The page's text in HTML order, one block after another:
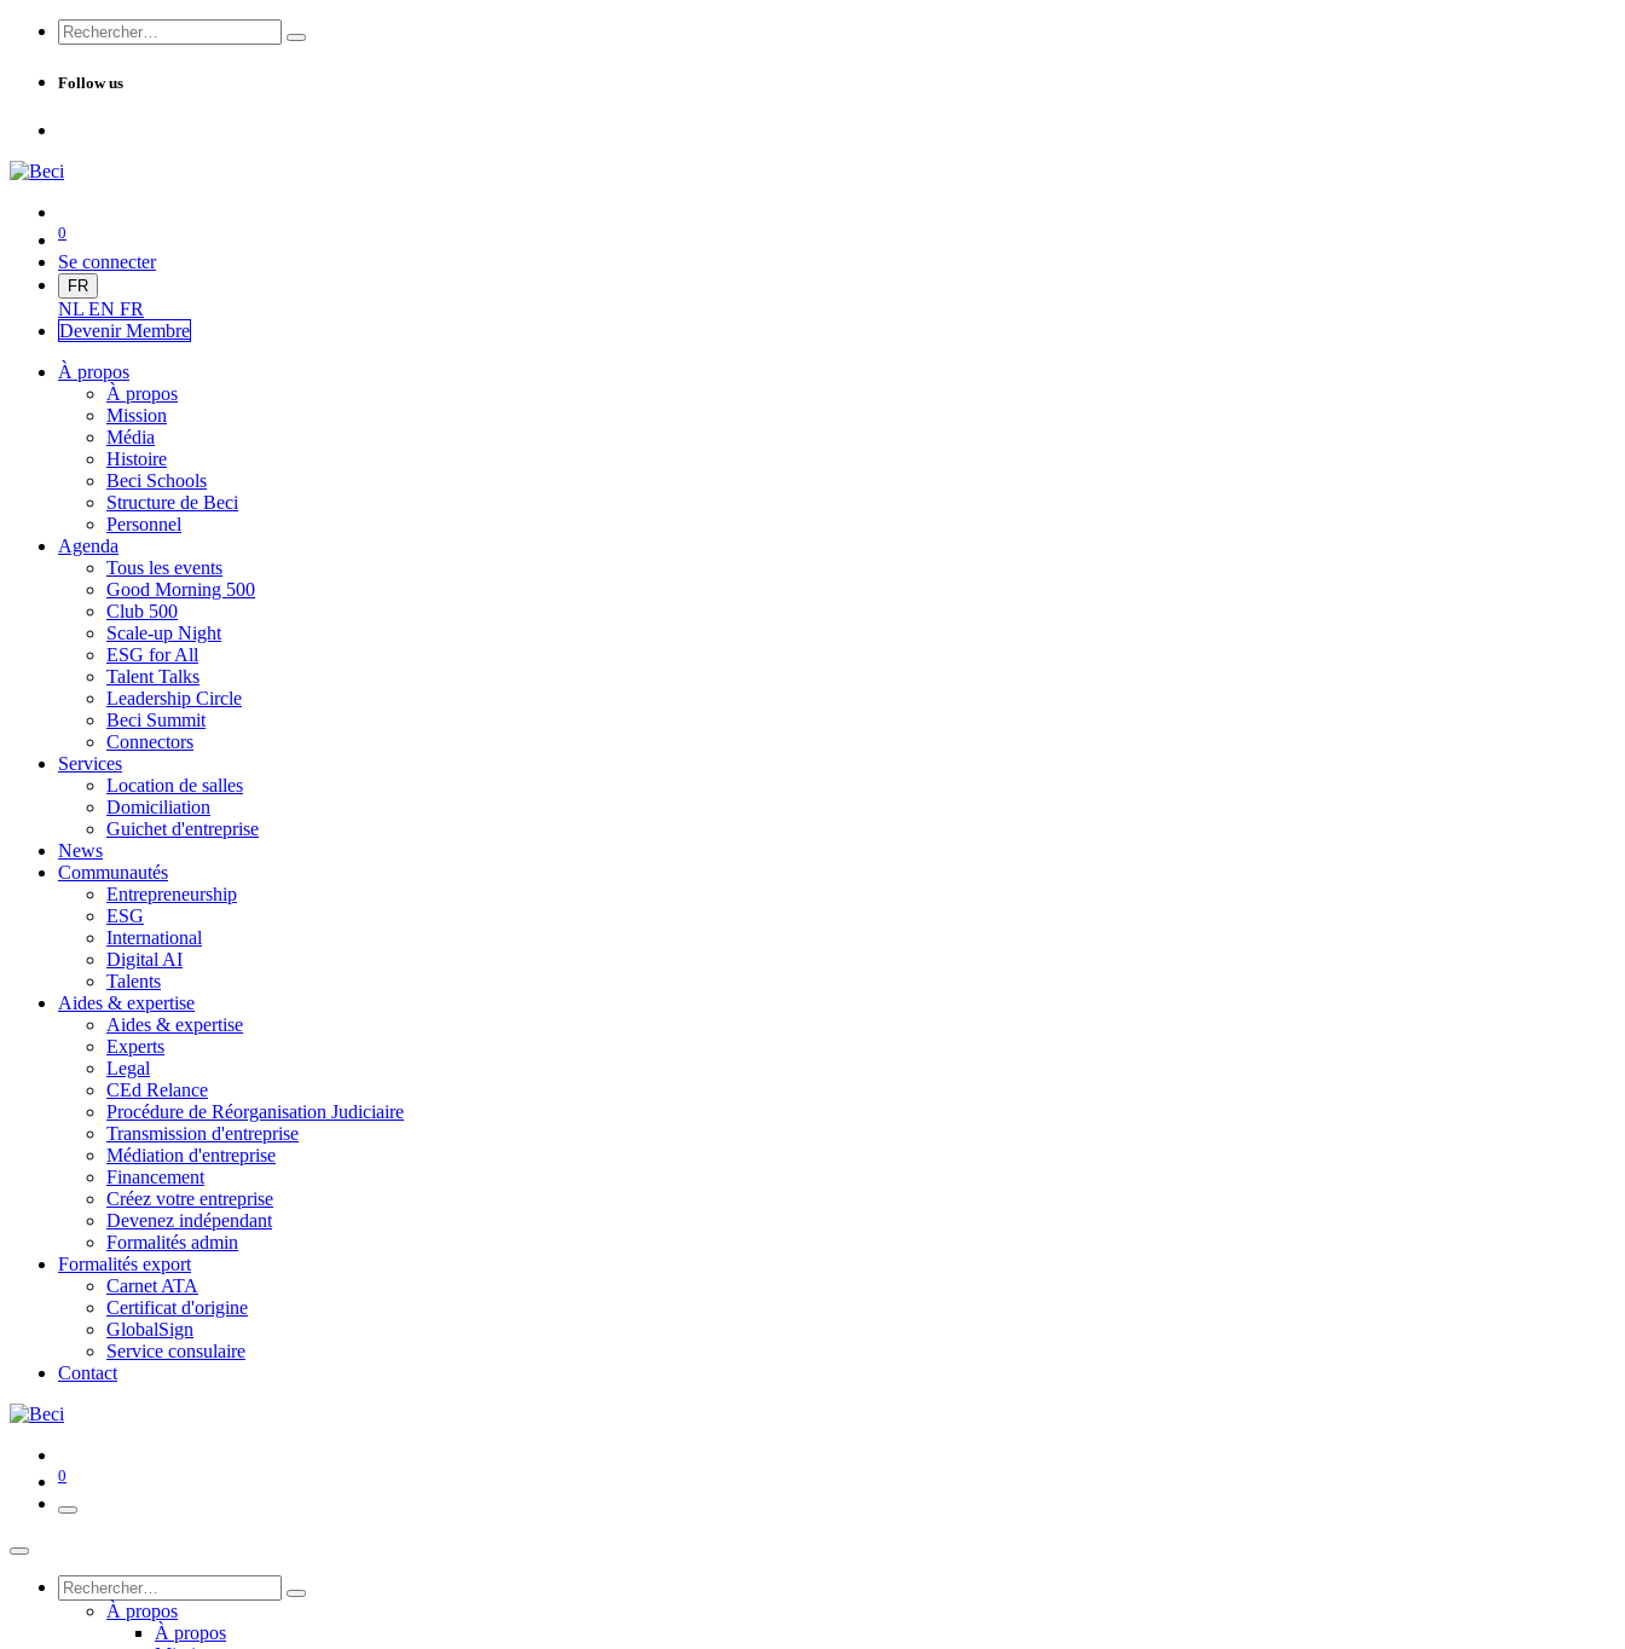
Follow us
0
Se connecter
FR
NL EN FR
Devenir Membre
À propos
À propos
Mission
Média
Histoire
Beci Schools
Structure de Beci
Personnel
Agenda
Tous les events
Good Morning 500
Club 500
Scale-up Night
ESG for All
Talent Talks
Leadership Circle
Beci Summit
Connectors
Services
Location de salles
Domiciliation
Guichet d'entreprise
News
Communautés
Entrepreneurship
ESG
International
Digital AI
Talents
Aides & expertise
Aides & expertise
Experts
Legal
CEd Relance
Procédure de Réorganisation Judiciaire
Transmission d'entreprise
Médiation d'entreprise
Financement
Créez votre entreprise
Devenez indépendant
Formalités admin
Formalités export
Carnet ATA
Certificat d'origine
GlobalSign
Service consulaire
Contact
0
À propos
À propos